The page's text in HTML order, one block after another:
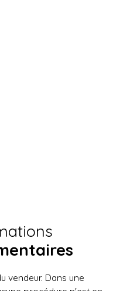
vendeur. Dans une